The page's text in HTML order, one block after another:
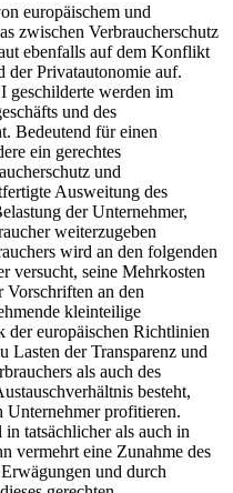
europäischem und
zwischen Verbraucherschutz
ebenfalls auf dem Konflikt
der Privatautonomie auf.
geschilderte werden im
und des
Bedeutend für einen
ein gerechtes
und
Ausweitung des
der Unternehmer,
weiterzugeben
wird an den folgenden
versucht, seine Mehrkosten
Vorschriften an den
kleinteilige
der europäischen Richtlinien
der Transparenz und
als auch des
besteht,
Unternehmer profitieren.
tatsächlicher als auch in
vermehrt eine Zunahme des
und durch